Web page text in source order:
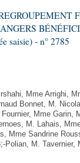
saisie) - n° 2785
Mme Arrighi,
Bonnet, M.
Mme Garin,
M. Lahais,
Mme Sandrine
Polian, M. Tavernier,